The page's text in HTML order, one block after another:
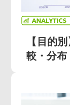
【目的
較・分布